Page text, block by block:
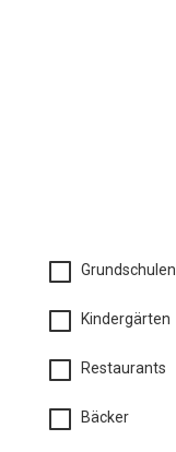
Grundschulen
Kindergärten
Restaurants
Bäcker